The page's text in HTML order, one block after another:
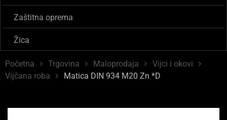
Zaštitna oprema
Žica
Početna Trgovina Maloprodaja
Vijci i okovi
Vijčana roba
Matica DIN 934 M20 Zn *D